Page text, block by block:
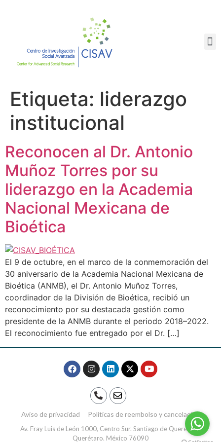
Etiqueta: liderazgo
institucional
Reconocen al Dr. Antonio
Muñoz Torres por su
liderazgo en la Academia
Nacional Mexicana de
Bioética
El 9 de octubre, en el marco de la conmemoración del
30 aniversario de la Academia Nacional Mexicana de
Bioética (ANMB), el Dr. Antonio Muñoz Torres,
coordinador de la División de Bioética, recibió un
reconocimiento por su destacada gestión como
presidente de la ANMB durante el periodo 2018–2022.
El reconocimiento fue entregado por el Dr. […]
Aviso de privacidad Políticas de reembolso y cancelación
Av. Fray Luis de León 1000, Centro Sur. Santiago de Querétaro,
Querétaro. México 76090